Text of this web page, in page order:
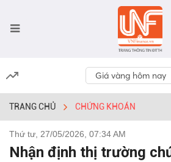
Giá vàng hôm nay
TRANG CHỦ CHỨNG KHOÁN
Thứ tư, 27/05/2026, 07:34 AM
Nhận định thị trường